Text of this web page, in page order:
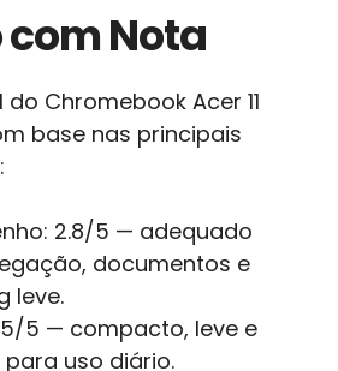
com Nota
Chromebook Acer 11
base nas principais
2.8/5 — adequado
documentos e
leve.
5 — compacto, leve e
uso diário.